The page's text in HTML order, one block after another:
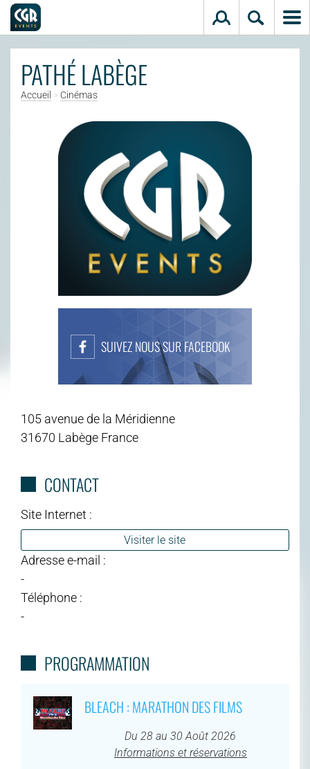
Aller au contenu principal
PATHÉ LABÈGE
Accueil > Cinémas
SUIVEZ NOUS SUR FACEBOOK
105 avenue de la Méridienne
31670 Labège France
CONTACT
Site Internet :
Visiter le site
Adresse e-mail :
-
Téléphone :
-
PROGRAMMATION
BLEACH : MARATHON DES FILMS
Du 28 au 30 Août 2026
Informations et réservations